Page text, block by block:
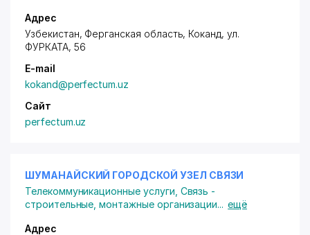
Адрес
Узбекистан, Ферганская область, Коканд, ул.
ФУРКАТА, 56
E-mail
kokand@perfectum.uz
Сайт
perfectum.uz
ШУМАНАЙСКИЙ ГОРОДСКОЙ УЗЕЛ СВЯЗИ
Телекоммуникационные услуги Связь -
строительные, монтажные организации... ещё
Адрес